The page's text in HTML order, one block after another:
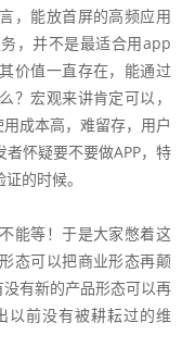
，能放首屏的高频应用
，并不是最适合用app
价值一直存在，能通过
？宏观来讲肯定可以，
成本高，难留存，用户
怀疑要不要做APP，特
的时候。
能等！于是大家憋着这
态可以把商业形态再颠
有新的产品形态可以再
以前没有被耕耘过的维